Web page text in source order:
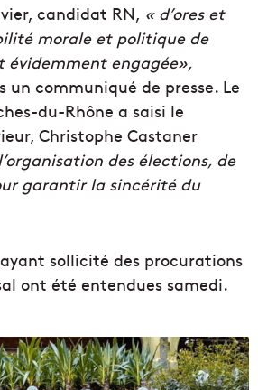
candidat RN, « d’ores et
morale et politique de
évidemment engagée»,
un communiqué de presse. Le
du-Rhône a saisi le
Christophe Castaner
des élections, de
garantir la sincérité du
sollicité des procurations
ont été entendues samedi.